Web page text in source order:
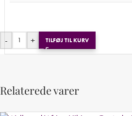
- + TILFØJ TIL KURV
Relaterede varer